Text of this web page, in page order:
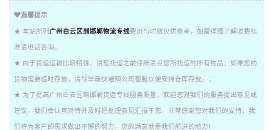
温馨提示
★ 本站所列 广州白云区到邯郸物流专线费用与时效仅供参考，如需详细了解收费标
准请电话咨询。
★ 由于货运运输比较特殊，请您托运之前仔细清点您所托运的所有物品；如果您的
货物需要临时存放，请尽早最快通知公司客服以便安排仓库存放。；
★ 为了提高广州白云区到邯郸货运专线服务质量，欢迎您对我们的服务提出意见或
建议，我们会认真对待并及时把处理意见汇报于您，非常感谢您对我们的支持，我
们将为客户的需求做出不懈的努力，您的满意就是我们前进的动力!